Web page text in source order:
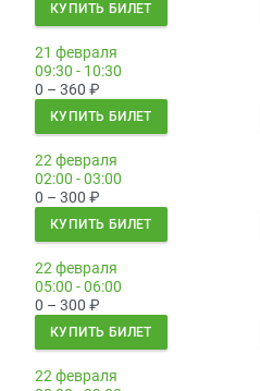
КУПИТЬ БИЛЕТ
21 февраля
09:30 - 10:30
0 – 360 ₽
КУПИТЬ БИЛЕТ
22 февраля
02:00 - 03:00
0 – 300 ₽
КУПИТЬ БИЛЕТ
22 февраля
05:00 - 06:00
0 – 300 ₽
КУПИТЬ БИЛЕТ
22 февраля